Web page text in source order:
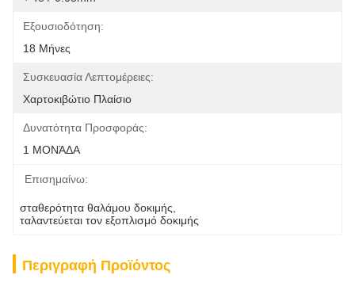
Εξουσιοδότηση:
18 Μήνες
Συσκευασία Λεπτομέρειες:
Χαρτοκιβώτιο Πλαίσιο
Δυνατότητα Προσφοράς:
1 ΜΟΝΆΔΑ
Επισημαίνω:
σταθερότητα θαλάμου δοκιμής
ταλαντεύεται τον εξοπλισμό δοκιμής
Περιγραφή Προϊόντος